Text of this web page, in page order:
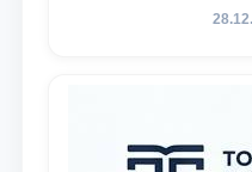
талантливых,